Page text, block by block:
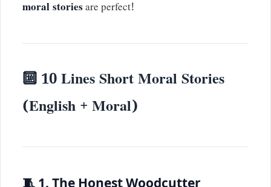
moral storiesare perfect!
🔟 10 Lines Short Moral Stories
(English + Moral)
🧵 1. The Honest Woodcutter